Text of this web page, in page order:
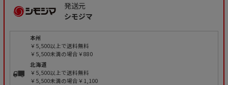
発送元
シモジマ
本州
￥5,500以上で送料無料
￥5,500未満の場合￥880
北海道
￥5,500以上で送料無料
￥5,500未満の場合￥1,100